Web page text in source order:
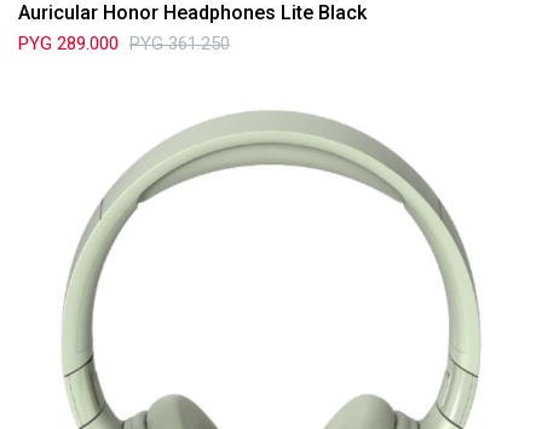
Auricular Honor Headphones Lite Black
PYG 289.000 PYG 361.250